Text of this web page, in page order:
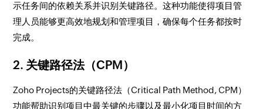
示任务间的依赖关系并识别关键路径。这种功能使得项目管
理人员能够更高效地规划和管理项目，确保每个任务都按时
完成。
2. 关键路径法（CPM）
Zoho Projects的关键路径法（Critical Path Method, CPM）
功能帮助识别项目中最关键的步骤以及最小化项目时间的方